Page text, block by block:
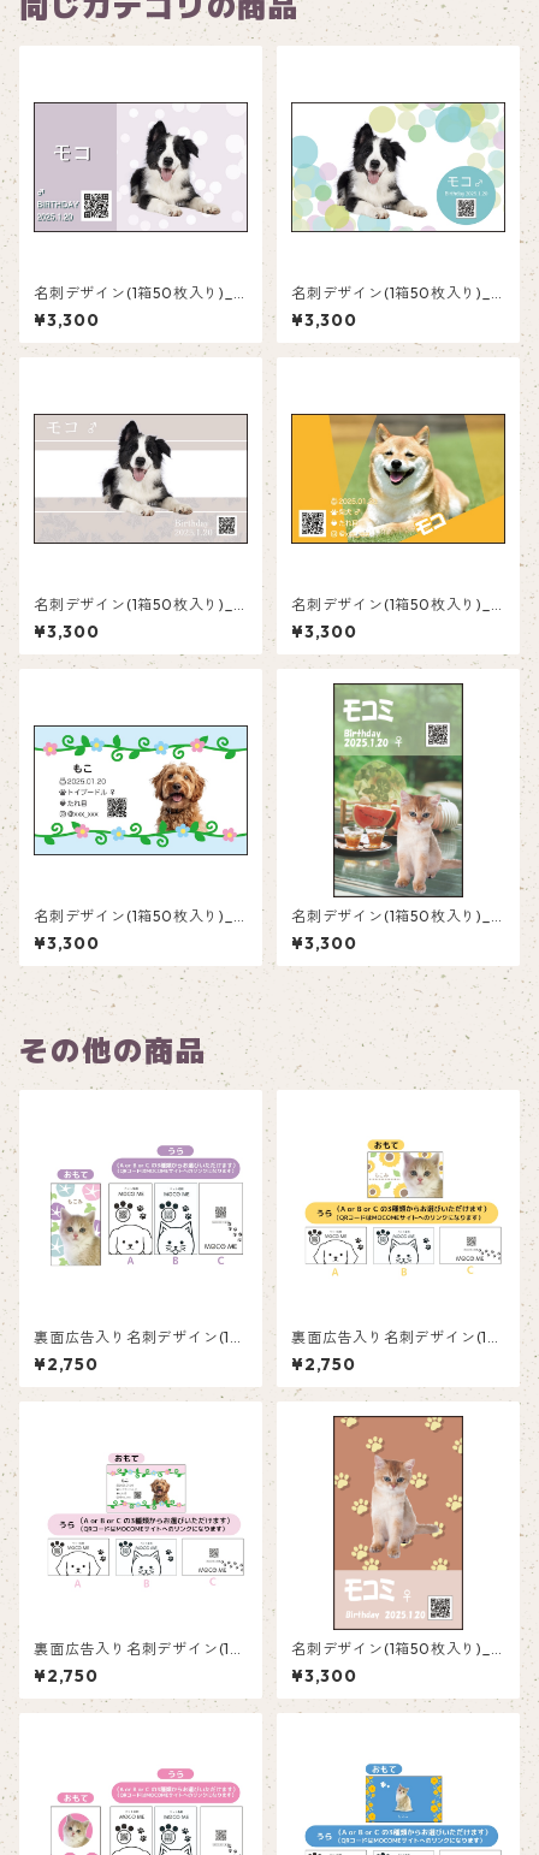
名刺デザイン(1箱50枚入り)_
水玉_PD002
¥3,300
名刺デザイン(1箱50枚入り)_
水玉_PD001
¥3,300
名刺デザイン(1箱50枚入り)_
花_F001
¥3,300
名刺デザイン(1箱50枚入り)_
オレンジ横_R002
¥3,300
名刺デザイン(1箱50枚入り)_
花_F003
¥3,300
名刺デザイン(1箱50枚入り)_
夏_SM001
¥3,300
その他の商品
裏面広告入り名刺デザイン(1箱
50枚入り)_紫陽花_HY002
¥2,750
裏面広告入り名刺デザイン(1箱
50枚入り)_向日葵_SF003
¥2,750
裏面広告入り名刺デザイン(1箱
50枚入り)_花_F002ad
¥2,750
名刺デザイン(1箱50枚入り)_
肉球_PP002
¥3,300